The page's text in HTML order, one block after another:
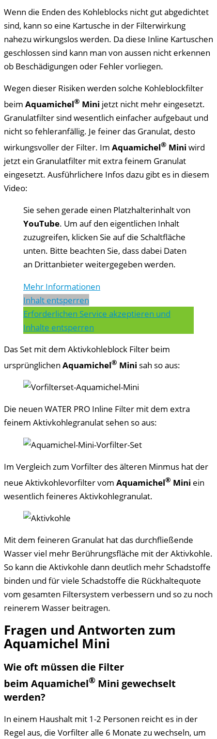
Wenn die Enden des Kohleblocks nicht gut abgedichtet
sind, kann so eine Kartusche in der Filterwirkung
nahezu wirkungslos werden. Da diese Inline Kartuschen
geschlossen sind kann man von aussen nicht erkennen
ob Beschädigungen oder Fehler vorliegen.
Wegen dieser Risiken werden solche Kohleblockfilter
beim Aquamichel® Mini jetzt nicht mehr eingesetzt.
Granulatfilter sind wesentlich einfacher aufgebaut und
nicht so fehleranfällig. Je feiner das Granulat, desto
wirkungsvoller der Filter. Im Aquamichel® Mini wird
jetzt ein Granulatfilter mit extra feinem Granulat
eingesetzt. Ausführlichere Infos dazu gibt es in diesem
Video:
Sie sehen gerade einen Platzhalterinhalt von
YouTube. Um auf den eigentlichen Inhalt
zuzugreifen, klicken Sie auf die Schaltfläche
unten. Bitte beachten Sie, dass dabei Daten
an Drittanbieter weitergegeben werden.
Mehr Informationen
Inhalt entsperren
Erforderlichen Service akzeptieren und
Inhalte entsperren
Das Set mit dem Aktivkohleblock Filter beim
ursprünglichen Aquamichel® Mini sah so aus:
Die neuen WATER PRO Inline Filter mit dem extra
feinem Aktivkohlegranulat sehen so aus:
Im Vergleich zum Vorfilter des älteren Minmus hat der
neue Aktivkohlevorfilter vom Aquamichel® Mini ein
wesentlich feineres Aktivkohlegranulat.
Mit dem feineren Granulat hat das durchfließende
Wasser viel mehr Berührungsfläche mit der Aktivkohle.
So kann die Aktivkohle dann deutlich mehr Schadstoffe
binden und für viele Schadstoffe die Rückhaltequote
vom gesamten Filtersystem verbessern und so zu noch
reinerem Wasser beitragen.
Fragen und Antworten zum
Aquamichel Mini
Wie oft müssen die Filter
beim Aquamichel® Mini gewechselt
werden?
In einem Haushalt mit 1-2 Personen reicht es in der
Regel aus, die Vorfilter alle 6 Monate zu wechseln, um